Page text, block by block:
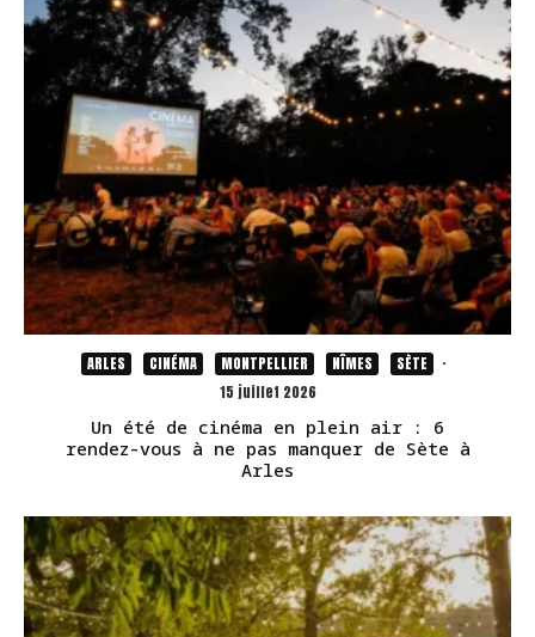
ARLES CINÉMA MONTPELLIER NÎMES SÈTE
·
15 juillet 2026
Un été de cinéma en plein air : 6
rendez-vous à ne pas manquer de Sète à
Arles